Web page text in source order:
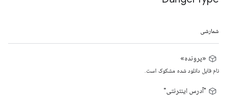
شمارشی
«پرونده»
نام فایل دانلود شده مشکوک است.
"آدرس اینترنتی"